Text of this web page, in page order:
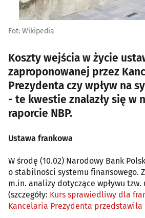
Fot: Wikipedia
Koszty wejścia w życie
zaproponowanej przez
Prezydenta czy wpływ na
- te kwestie znalazły się w
raporcie NBP.
Ustawa frankowa
W środę (10.02) Narodowy Bank
o stabilności systemu finansowego.
m.in. analizy dotyczące wpływu tzw.
(szczegóły: Kurs sprawiedliwy dla
Kancelaria Prezydenta